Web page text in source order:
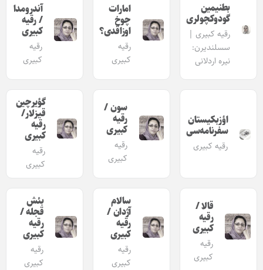
بطنیمین
گودوکچولری
رقیه کبیری |
سسلندیرن:
نیره اردلانی
امارات
چوخ
اوزاقدی؟
رقیه
کبیری
آندرومدا
/ رقیه
کبیری
رقیه
کبیری
اؤزبکیستان
سفرنامه‌سی
رقیه کبیری
سون /
رقیه
کبیری
رقیه
کبیری
گؤیرچین
قیزلار/
رقیه
کبیری
رقیه
کبیری
قالا /
رقیه
کبیری
رقیه
کبیری
سالام
آژدان /
رقیه
کبیری
رقیه
کبیری
بئش
قجله /
رقیه
کبیری
رقیه
کبیری